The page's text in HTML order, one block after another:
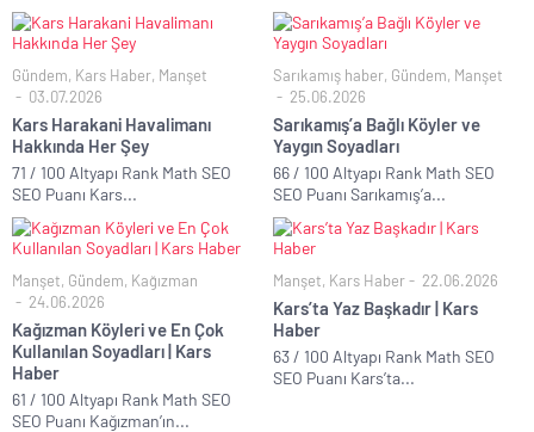
Gündem, Kars Haber, Manşet
03.07.2026
Kars Harakani Havalimanı
Hakkında Her Şey
71 / 100 Altyapı Rank Math SEO
SEO Puanı Kars...
Sarıkamış haber, Gündem, Manşet
25.06.2026
Sarıkamış’a Bağlı Köyler ve
Yaygın Soyadları
66 / 100 Altyapı Rank Math SEO
SEO Puanı Sarıkamış’a...
Manşet, Gündem, Kağızman
24.06.2026
Kağızman Köyleri ve En Çok
Kullanılan Soyadları | Kars
Haber
61 / 100 Altyapı Rank Math SEO
SEO Puanı Kağızman’ın...
Manşet, Kars Haber 22.06.2026
Kars’ta Yaz Başkadır | Kars
Haber
63 / 100 Altyapı Rank Math SEO
SEO Puanı Kars’ta...